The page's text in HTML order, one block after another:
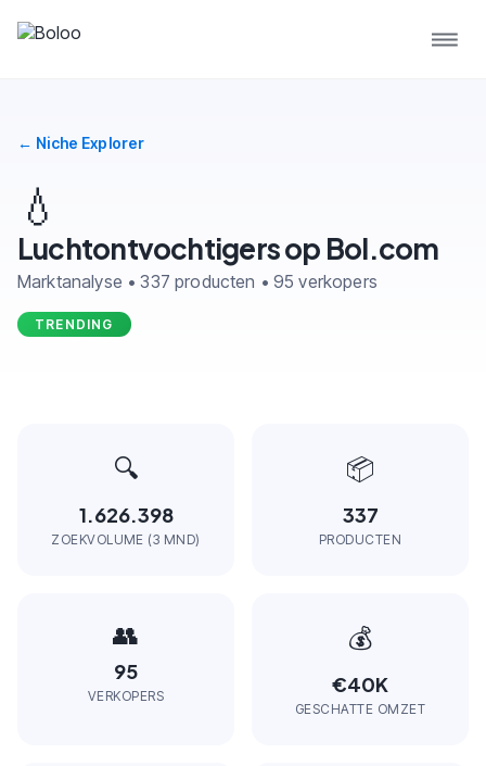
← Niche Explorer
💧
Luchtontvochtigers op Bol.com
Marktanalyse • 337 producten • 95 verkopers
TRENDING
🔍
1.626.398
ZOEKVOLUME (3 MND)
📦
337
PRODUCTEN
👥
95
VERKOPERS
💰
€40K
GESCHATTE OMZET